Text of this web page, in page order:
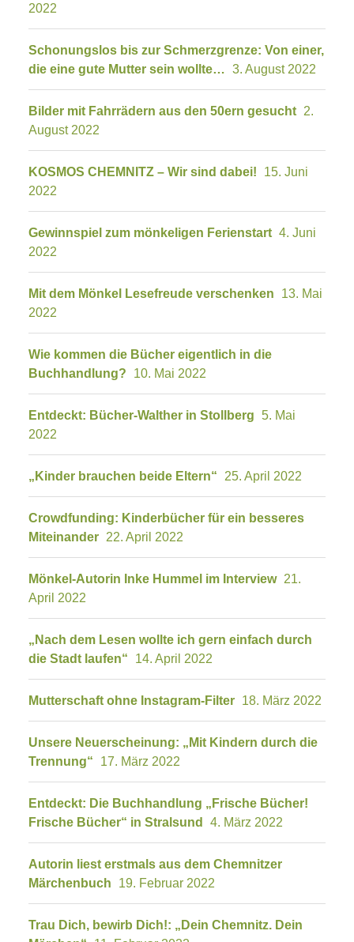
2022
Schonungslos bis zur Schmerzgrenze: Von einer,
die eine gute Mutter sein wollte… 3. August 2022
Bilder mit Fahrrädern aus den 50ern gesucht 2.
August 2022
KOSMOS CHEMNITZ – Wir sind dabei!
15. Juni
2022
Gewinnspiel zum mönkeligen Ferienstart 4. Juni
2022
Mit dem Mönkel Lesefreude verschenken
13. Mai
2022
Wie kommen die Bücher eigentlich in die
Buchhandlung?
10. Mai 2022
Entdeckt: Bücher-Walther in Stollberg 5. Mai
2022
„Kinder brauchen beide Eltern“ 25. April 2022
Crowdfunding: Kinderbücher für ein besseres
Miteinander 22. April 2022
Mönkel-Autorin Inke Hummel im Interview 21.
April 2022
„Nach dem Lesen wollte ich gern einfach durch
die Stadt laufen“
14. April 2022
Mutterschaft ohne Instagram-Filter 18. März 2022
Unsere Neuerscheinung: „Mit Kindern durch die
Trennung“
17. März 2022
Entdeckt: Die Buchhandlung „Frische Bücher!
Frische Bücher“ in Stralsund 4. März 2022
Autorin liest erstmals aus dem Chemnitzer
Märchenbuch
19. Februar 2022
Trau Dich, bewirb Dich!: „Dein Chemnitz. Dein